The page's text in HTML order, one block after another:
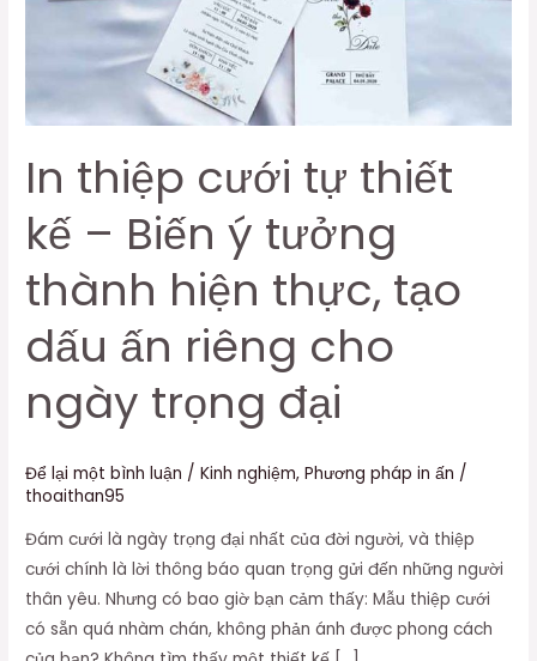
In thiệp cưới tự thiết
kế – Biến ý tưởng
thành hiện thực, tạo
dấu ấn riêng cho
ngày trọng đại
Để lại một bình luận /Kinh nghiệm,Phương pháp in ấn /
thoaithan95
Đám cưới là ngày trọng đại nhất của đời người, và thiệp
cưới chính là lời thông báo quan trọng gửi đến những người
thân yêu. Nhưng có bao giờ bạn cảm thấy: Mẫu thiệp cưới
có sẵn quá nhàm chán, không phản ánh được phong cách
hiện
tạo
dấu
ấn
riêng
cho
trọng